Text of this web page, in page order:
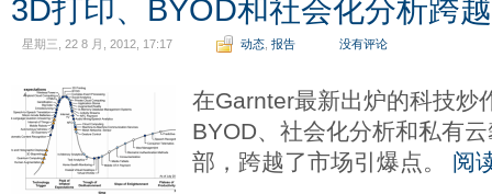
3D打印、BYOD和社会化分析跨
星期三, 22 8 月, 2012, 17:17 动态 报告 没有评论
在Garnter最新出炉的科技炒
BYOD、社会化分析和私有
部，跨越了市场引爆点。 阅